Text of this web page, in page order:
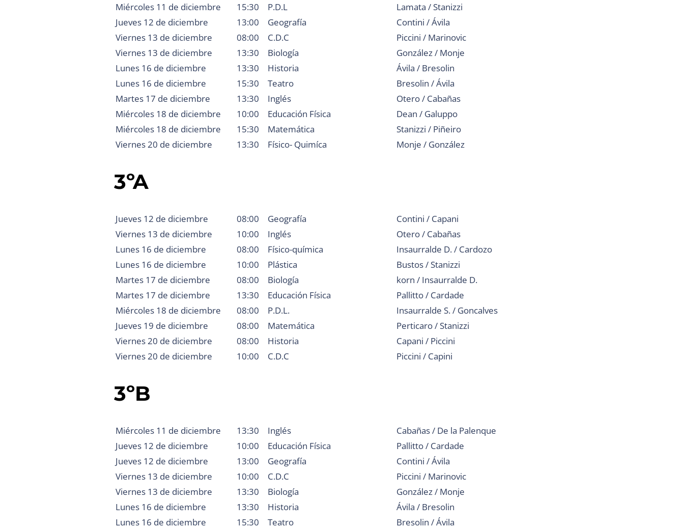
Miércoles 11 de diciembre 15:30 P.D.L
Lamata / Stanizzi
Jueves 12 de diciembre
13:00 Geografía
Contini / Ávila
Viernes 13 de diciembre
08:00 C.D.C
Piccini / Marinovic
Viernes 13 de diciembre
13:30 Biología
González / Monje
Lunes 16 de diciembre
13:30 Historia
Ávila / Bresolin
Lunes 16 de diciembre
15:30 Teatro
Bresolin / Ávila
Martes 17 de diciembre
13:30 Inglés
Otero / Cabañas
Miércoles 18 de diciembre
10:00 Educación Física
Dean / Galuppo
Miércoles 18 de diciembre
15:30 Matemática
Stanizzi / Piñeiro
Viernes 20 de diciembre
13:30 Físico- Quimíca Monje / González
3ºA
Jueves 12 de diciembre 08:00 Geografía
Contini / Capani
Viernes 13 de diciembre
10:00 Inglés
Otero / Cabañas
Lunes 16 de diciembre
08:00 Físico-química
Insaurralde D. / Cardozo
Lunes 16 de diciembre
10:00 Plástica
Bustos / Stanizzi
Martes 17 de diciembre
08:00 Biología
korn / Insaurralde D.
Martes 17 de diciembre
13:30 Educación Física
Pallitto / Cardade
Miércoles 18 de diciembre
08:00 P.D.L.
Insaurralde S. / Goncalves
Jueves 19 de diciembre
08:00 Matemática
Perticaro / Stanizzi
Viernes 20 de diciembre
08:00 Historia
Capani / Piccini
Viernes 20 de diciembre
10:00 C.D.C Piccini / Capini
3ºB
Miércoles 11 de diciembre 13:30 Inglés
Cabañas / De la Palenque
Jueves 12 de diciembre
10:00 Educación Física
Pallitto / Cardade
Jueves 12 de diciembre
13:00 Geografía
Contini / Ávila
Viernes 13 de diciembre
10:00 C.D.C
Piccini / Marinovic
Viernes 13 de diciembre
13:30 Biología
González / Monje
Lunes 16 de diciembre
13:30 Historia
Ávila / Bresolin
Lunes 16 de diciembre
15:30 Teatro
Bresolin / Ávila